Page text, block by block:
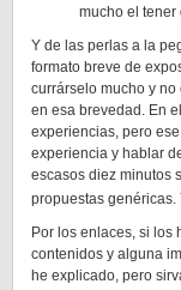
mucho el
Y de las perlas a la
formato breve de
currárselo mucho y
en esa brevedad. En el
experiencias, pero
experiencia y hablar
escasos diez minutos
propuestas
Por los enlaces, si los
contenidos y alguna
he explicado, pero